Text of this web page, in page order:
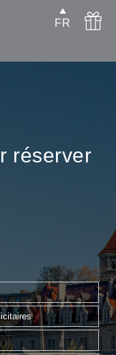
FR
réserver